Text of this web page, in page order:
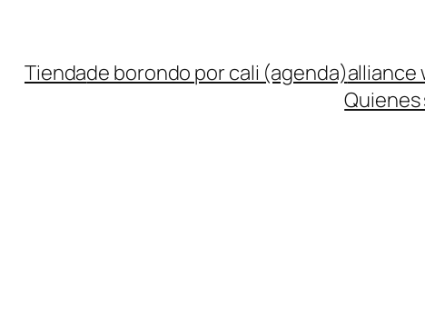
Tiendade borondo por cali (agenda)alliance
Quienes